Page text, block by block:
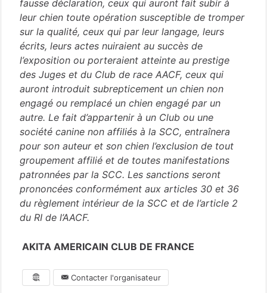
fausse déclaration, ceux qui auront fait subir à
leur chien toute opération susceptible de tromper
sur la qualité, ceux qui par leur langage, leurs
écrits, leurs actes nuiraient au succès de
l’exposition ou porteraient atteinte au prestige
des Juges et du Club de race AACF, ceux qui
auront introduit subrepticement un chien non
engagé ou remplacé un chien engagé par un
autre. Le fait d’appartenir à un Club ou une
société canine non affiliés à la SCC, entraînera
pour son auteur et son chien l’exclusion de tout
groupement affilié et de toutes manifestations
patronnées par la SCC. Les sanctions seront
prononcées conformément aux articles 30 et 36
du règlement intérieur de la SCC et de l’article 2
du RI de l’AACF.
AKITA AMERICAIN CLUB DE FRANCE
Contacter l'organisateur